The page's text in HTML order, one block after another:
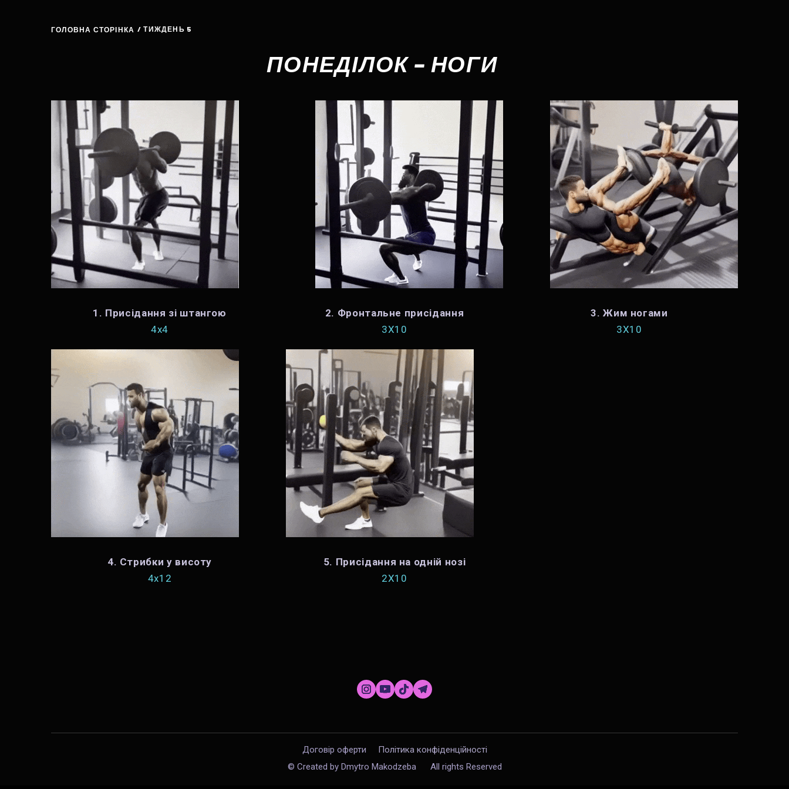
ПОНЕДІЛОК – НОГИ
ГОЛОВНА СТОРІНКА / ТИЖДЕНЬ 5
1. Присідання зі штангою
4х4
2. Фронтальне присідання
3X10
3. Жим ногами
3X10
4. Стрибки у висоту
4х12
5. Присідання на одній нозі
2X10
Договір оферти
Політика конфіденційності
© Created by Dmytro Makodzeba
All rights Reserved